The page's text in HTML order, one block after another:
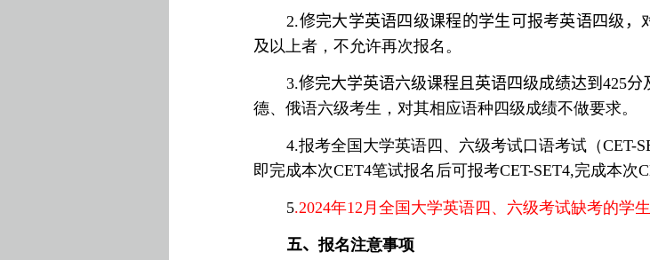
2.修完大学英语四级课程的学生可报考英语四级，
及以上者，不允许再次报名。
3.修完大学英语六级课程且英语四级成绩达到425分
德、俄语六级考生，对其相应语种四级成绩不做要求。
4.报考全国大学英语四、六级考试口语考试（CET-
即完成本次CET4笔试报名后可报考CET-SET4,完成本次
5.2024年12 月全国大学英语四、六级考试缺考的学
五、报名注意事项